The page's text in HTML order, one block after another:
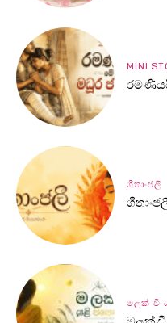
MINI
ගීතාංජලී
මලක් වී